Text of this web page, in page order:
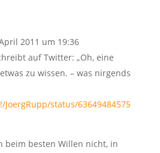
2011 um 19:36
auf Twitter: „Oh, eine
zu wissen. – was nirgends
status/63649484575
beim besten Willen nicht, in